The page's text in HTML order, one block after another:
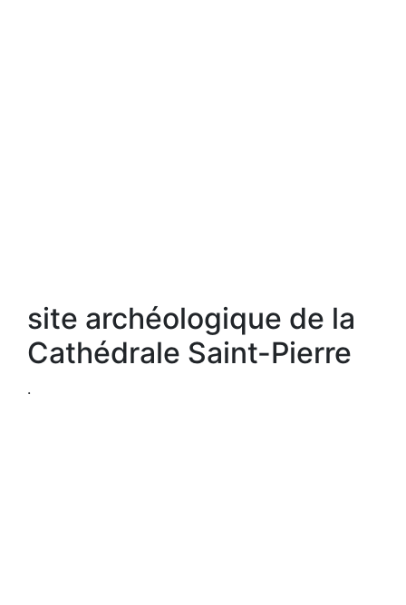
site archéologique de la
Cathédrale Saint-Pierre
.